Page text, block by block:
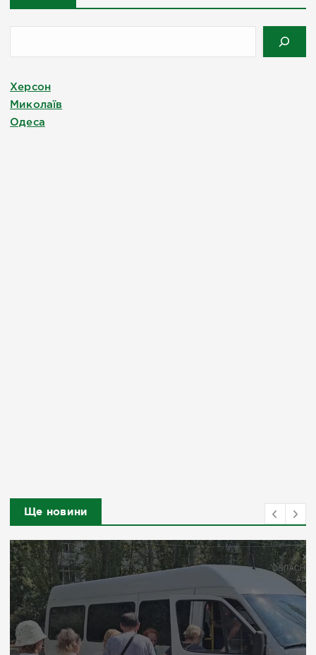
Херсон
Миколаїв
Одеса
Ще новини